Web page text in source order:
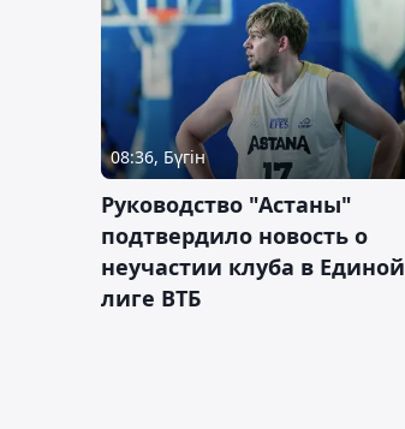
08:36, Бүгін
Руководство "Астаны"
подтвердило новость о
неучастии клуба в Единой
лиге ВТБ